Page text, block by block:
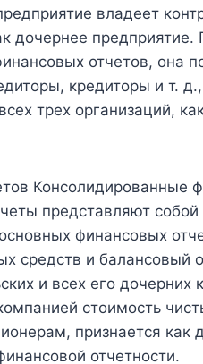
владеет
дочернее предприятие.
отчетов, она
кредиторы и т.
трех организаций,
Консолидированные
представляют
финансовых
средств и балансовый
и всех его дочерних
стоимость
признается как
отчетности.